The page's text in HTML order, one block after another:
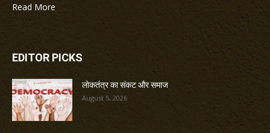
Read More
EDITOR PICKS
लोकतंत्र का संकट और समाज
August 5, 2026